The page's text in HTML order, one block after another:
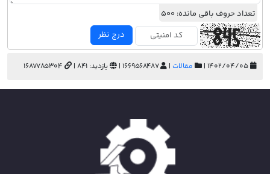
تعداد حروف باقی مانده: 500
درج نظر
مقالات |
1669568487 | بازدید: 841 | 1687785304